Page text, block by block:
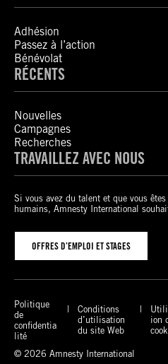
Adhésion
Passez à l’action
Bénévolat
RÉCENTS
Nouvelles
Campagnes
Recherches
TRAVAILLEZ AVEC NOUS
Si vous avez du talent et que vous
humains, Amnesty International
OFFRES D’EMPLOI ET STAGES
Politique
de
confidentia
lité
Conditions
d’utilisation
du site Web
ion
© 2026 Amnesty International